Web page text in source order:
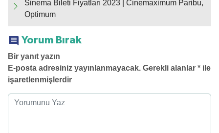
Sinema Bileti Fiyatları 2023 | Cinemaximum Paribu,
Optimum
Yorum Bırak
Bir yanıt yazın
E-posta adresiniz yayınlanmayacak. Gerekli alanlar * ile
işaretlenmişlerdir